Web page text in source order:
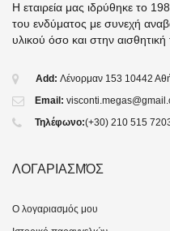
Η εταιρεία μας ιδρύθηκε το
του ενδύματος με συνεχή
υλικού όσο και στην
Add: Λένορμαν 153 10442
Email:
Τηλέφωνο:(+30) 210 515
ΛΟΓΑΡΙΑΣΜΌΣ
O λογαριασμός μου